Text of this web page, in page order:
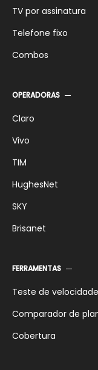
TV por assinatura
Telefone fixo
Combos
OPERADORAS
Claro
Vivo
TIM
HughesNet
SKY
Brisanet
FERRAMENTAS
Teste de velocidade
Comparador de
Cobertura